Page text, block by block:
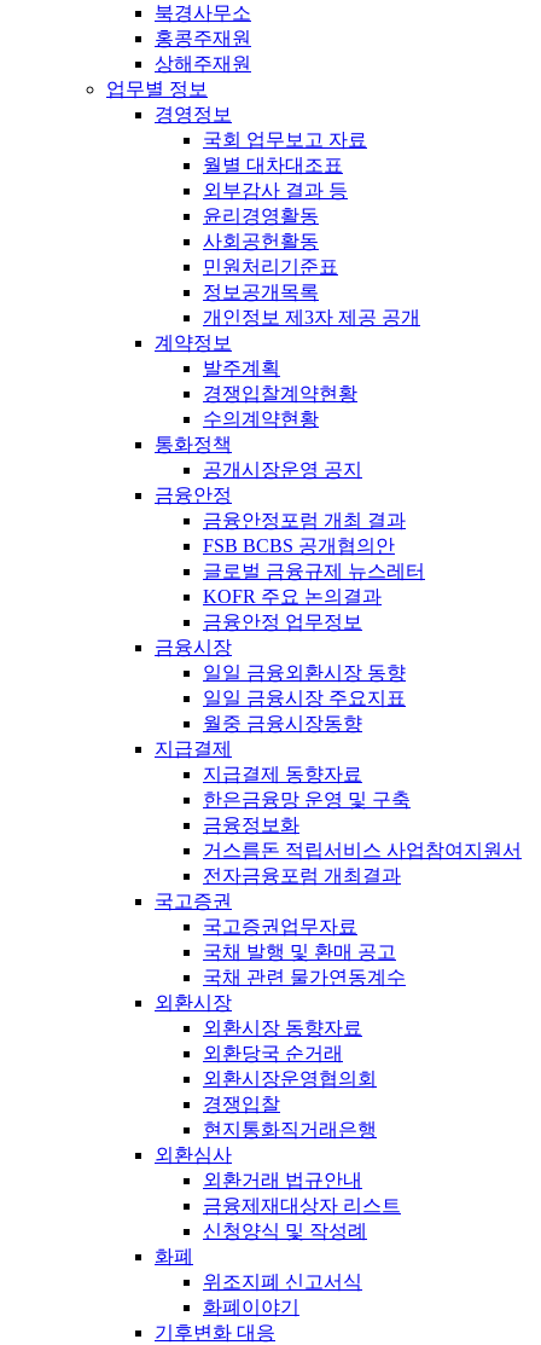
북경사무소
홍콩주재원
상해주재원
업무별 정보
경영정보
국회 업무보고 자료
월별 대차대조표
외부감사 결과 등
윤리경영활동
사회공헌활동
민원처리기준표
정보공개목록
개인정보 제3자 제공 공개
계약정보
발주계획
경쟁입찰계약현황
수의계약현황
통화정책
공개시장운영 공지
금융안정
금융안정포럼 개최 결과
FSB BCBS 공개협의안
글로벌 금융규제 뉴스레터
KOFR 주요 논의결과
금융안정 업무정보
금융시장
일일 금융외환시장 동향
일일 금융시장 주요지표
월중 금융시장동향
지급결제
지급결제 동향자료
한은금융망 운영 및 구축
금융정보화
거스름돈 적립서비스 사업참여지원서
전자금융포럼 개최결과
국고증권
국고증권업무자료
국채 발행 및 환매 공고
국채 관련 물가연동계수
외환시장
외환시장 동향자료
외환당국 순거래
외환시장운영협의회
경쟁입찰
현지통화직거래은행
외환심사
외환거래 법규안내
금융제재대상자 리스트
신청양식 및 작성례
화폐
위조지폐 신고서식
화폐이야기
기후변화 대응